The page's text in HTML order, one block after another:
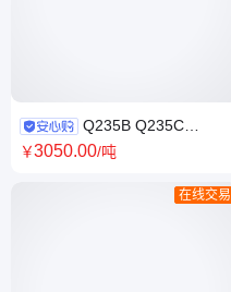
Q235B Q235C
Q235D槽钢 钢厂直发 现材供应
￥3050.00/吨
在线交易